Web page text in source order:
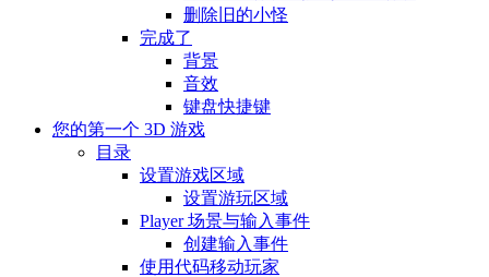
删除旧的小怪
完成了
背景
音效
键盘快捷键
您的第一个 3D 游戏
目录
设置游戏区域
设置游玩区域
Player 场景与输入事件
创建输入事件
使用代码移动玩家